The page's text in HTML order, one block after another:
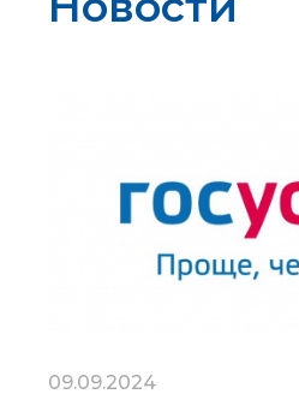
09.09.2024